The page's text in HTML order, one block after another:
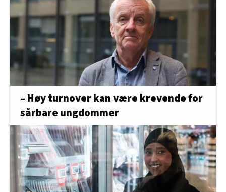
– Høy turnover kan være krevende for
sårbare ungdommer